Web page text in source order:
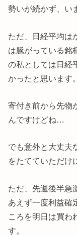
勢いが続かず、い
ただ、日経平均は
は騰がっている銘
の私としては日経
かったと思います。
寄付き前から先物
んですけどね…
でも意外と大丈夫
をたてていただけ
ただ、先週後半急
あえず一度利益確
ころを明日は買
す。